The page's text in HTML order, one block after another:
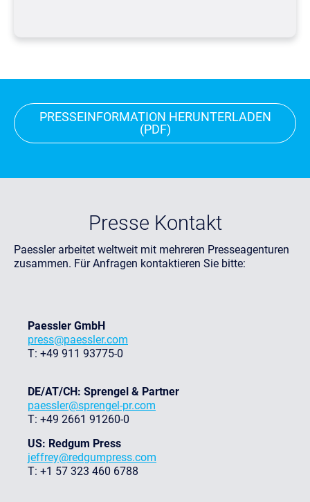
PRESSEINFORMATION HERUNTERLADEN
(PDF)
Presse Kontakt
Paessler arbeitet weltweit mit mehreren Presseagenturen
zusammen. Für Anfragen kontaktieren Sie bitte:
Paessler GmbH
press@paessler.com
T: +49 911 93775-0
DE/AT/CH: Sprengel & Partner
paessler@sprengel-pr.com
T: +49 2661 91260-0
US: Redgum Press
jeffrey@redgumpress.com
T: +1 57 323 460 6788